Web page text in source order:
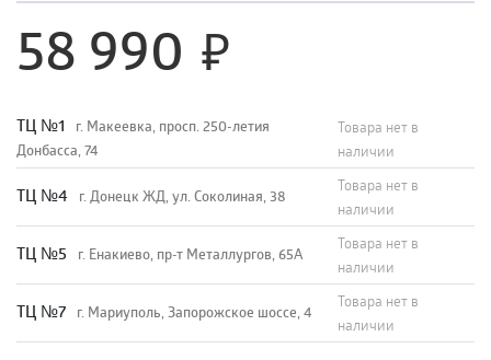
58 990
TЦ №1
г. Макеевка, просп. 250-летия
Донбасса, 74
Товара нет в
наличии
TЦ №4 г. Донецк ЖД, ул. Соколиная, 38
Товара нет в
наличии
TЦ №5 г. Енакиево, пр-т Металлургов, 65А
Товара нет в
наличии
ТЦ №7 г. Мариуполь, Запорожское шоссе, 4
Товара нет в
наличии